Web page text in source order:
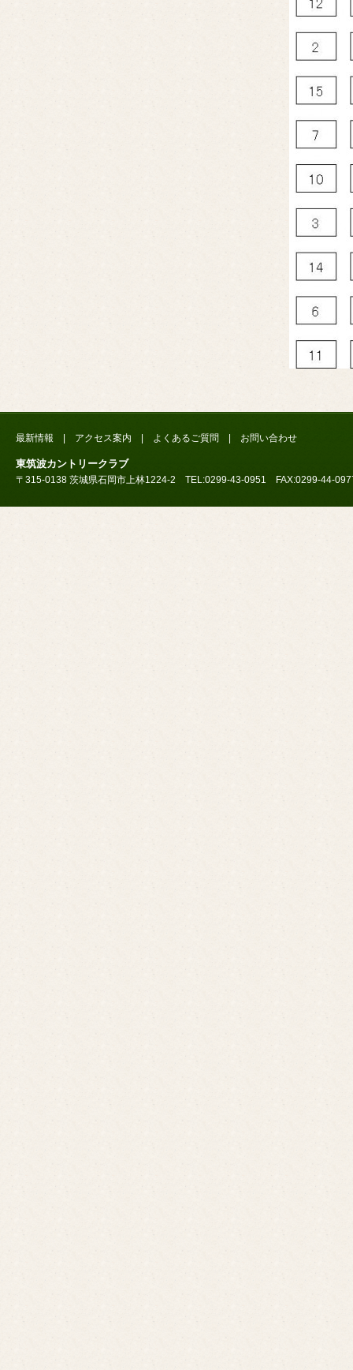
最新情報 アクセス案内 よくあるご質問 お問い合わせ
東筑波カントリークラブ
〒315-0138 茨城県石岡市上林1224-2 TEL:0299-43-0951 FAX:0299-44-